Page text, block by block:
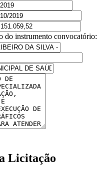
do instrumento convocatório:
Licitação